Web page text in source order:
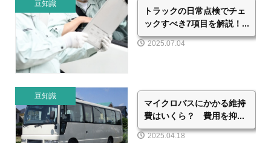
豆知識
トラックの日常点検でチェ
ックすべき7項目を解説！...
2025.07.04
豆知識
マイクロバスにかかる維持
費はいくら？ 費用を抑...
2025.04.18